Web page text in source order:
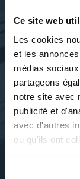
Ce site web
Les cookies
et les
médias
partageons
notre site avec
publicité et
avec d'autres
ou qu'ils ont
SES